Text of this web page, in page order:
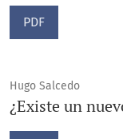
PDF
Hugo Salcedo
¿Existe un